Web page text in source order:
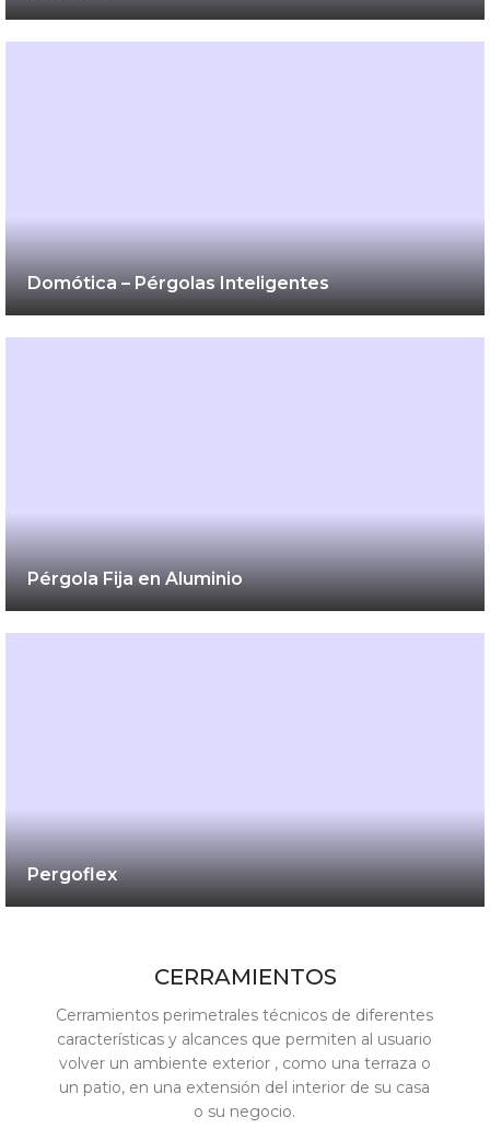
Domótica – Pérgolas Inteligentes
Pérgola Fija en Aluminio
Pergoflex
CERRAMIENTOS
Cerramientos perimetrales técnicos de diferentes
características y alcances que permiten al usuario
volver un ambiente exterior , como una terraza o
un patio, en una extensión del interior de su casa
o su negocio.